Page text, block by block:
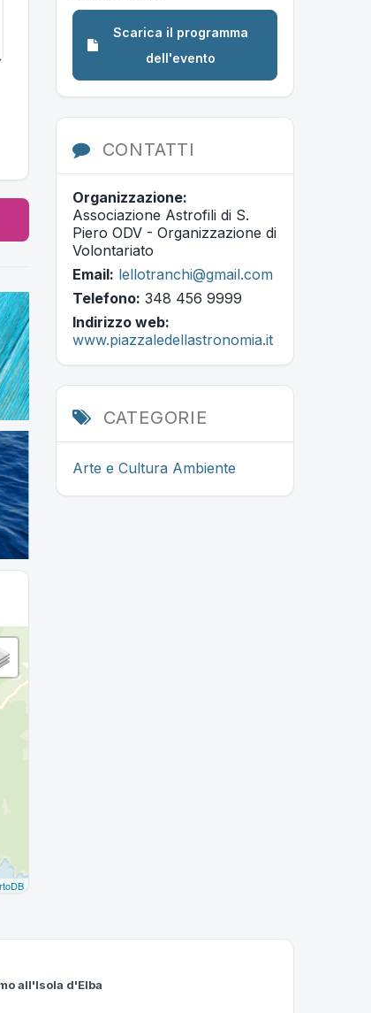
Scarica il programma
dell'evento
CONTATTI
Organizzazione:
Associazione Astrofili di S.
Piero ODV - Organizzazione di
Volontariato
Email: lellotranchi@gmail.com
Telefono: 348 456 9999
Indirizzo web:
www.piazzaledellastronomia.it
CATEGORIE
Arte e Cultura Ambiente
all'Isola d'Elba